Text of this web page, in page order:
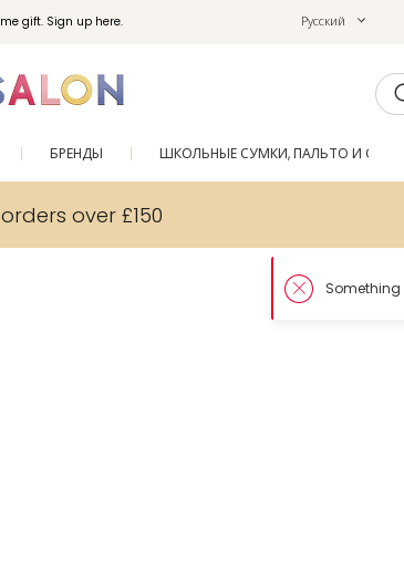
gift. Sign up here. Русский
БРЕНДЫ ШКОЛЬНЫЕ СУМКИ, ПАЛЬТО И ОБУВЬ
over £150